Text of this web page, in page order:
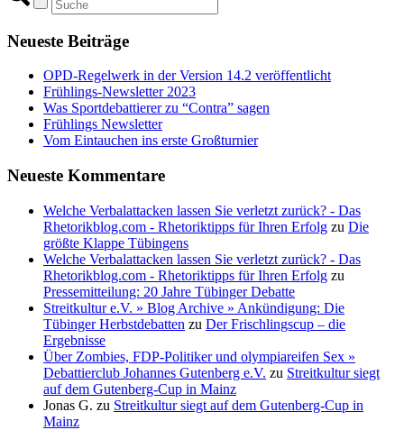
Neueste Beiträge
OPD-Regelwerk in der Version 14.2 veröffentlicht
Frühlings-Newsletter 2023
Was Sportdebattierer zu “Contra” sagen
Frühlings Newsletter
Vom Eintauchen ins erste Großturnier
Neueste Kommentare
Welche Verbalattacken lassen Sie verletzt zurück? - Das
Rhetorikblog.com - Rhetoriktipps für Ihren Erfolg zu Die
größte Klappe Tübingens
Welche Verbalattacken lassen Sie verletzt zurück? - Das
Rhetorikblog.com - Rhetoriktipps für Ihren Erfolg zu
Pressemitteilung: 20 Jahre Tübinger Debatte
Streitkultur e.V. » Blog Archive » Ankündigung: Die
Tübinger Herbstdebatten zu Der Frischlingscup – die
Ergebnisse
Über Zombies, FDP-Politiker und olympiareifen Sex »
Debattierclub Johannes Gutenberg e.V. zu Streitkultur siegt
auf dem Gutenberg-Cup in Mainz
Jonas G. zu Streitkultur siegt auf dem Gutenberg-Cup in
Mainz